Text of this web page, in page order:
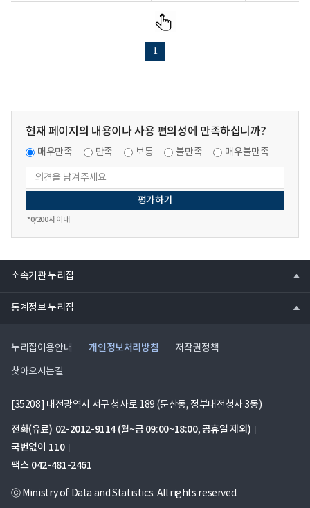
1
현재 페이지의 내용이나 사용 편의성에 만족하십니까?
매우만족 만족 보통 불만족 매우불만족
*0/200자 이내
누리집이용안내 개인정보처리방침 저작권정책
찾아오시는길
[35208] 대전광역시 서구 청사로 189 (둔산동, 정부대전청사 3동)
전화(유료) 02-2012-9114 (월~금 09:00~18:00, 공휴일 제외)
국번없이 110
팩스 042-481-2461
ⓒ Ministry of Data and Statistics. All rights reserved.
소속기관 누리집
통계정보 누리집